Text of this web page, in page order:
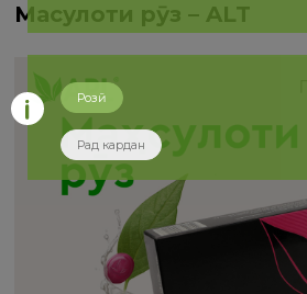
Маҳсулоти рӯз – ALT
Розӣ
Рад кардан